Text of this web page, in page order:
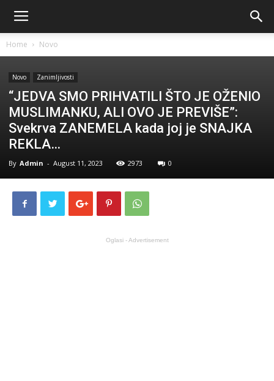
Home Novo
Novo Zanimljivosti
“JEDVA SMO PRIHVATILI ŠTO JE OŽENIO
MUSLIMANKU, ALI OVO JE PREVIŠE”:
Svekrva ZANEMELA kada joj je SNAJKA
REKLA…
By Admin - August 11, 2023 2973 0
Oglasi - Advertisement